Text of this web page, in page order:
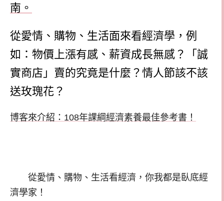
南。
從愛情、購物、生活面來看經濟學，例
如：物價上漲有感、薪資成長無感？「誠
實商店」賣的究竟是什麼？情人節該不該
送玫瑰花？
博客來介紹：108年課綱經濟素養最佳參考書！
從愛情、購物、生活看經濟，你我都是臥底經
濟學家！